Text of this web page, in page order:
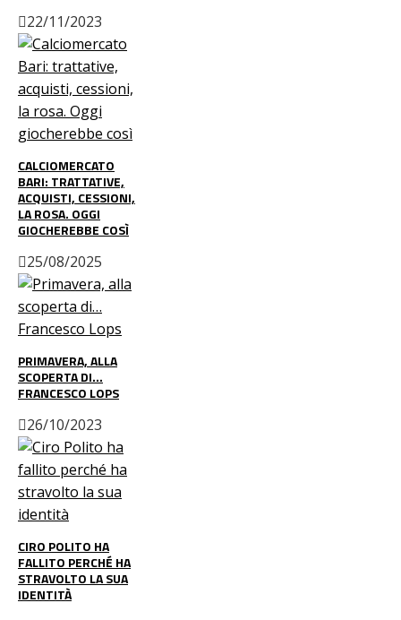
22/11/2023
CALCIOMERCATO
BARI: TRATTATIVE,
ACQUISTI, CESSIONI,
LA ROSA. OGGI
GIOCHEREBBE COSÌ
25/08/2025
PRIMAVERA, ALLA
SCOPERTA DI…
FRANCESCO LOPS
26/10/2023
CIRO POLITO HA
FALLITO PERCHÉ HA
STRAVOLTO LA SUA
IDENTITÀ